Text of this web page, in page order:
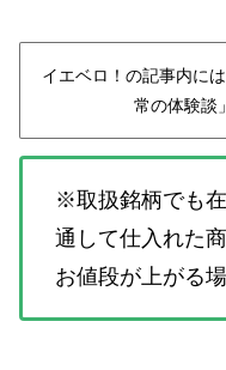
イエベロ！の記事内に
常の体験談
※取扱銘柄でも
通して仕入れた
お値段が上がる